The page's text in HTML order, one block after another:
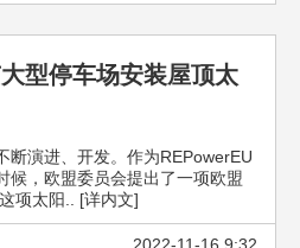
型停车场安装屋顶太
断演进、开发。作为REPowerEU
候，欧盟委员会提出了一项欧盟
项太阳.. [详内文]